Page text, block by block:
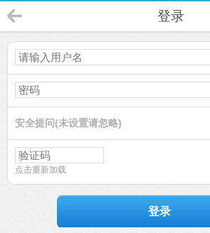
登录
安全提问(未设置请忽略)
点击重新加载
登录